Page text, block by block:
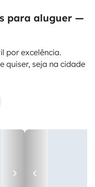
para aluguer —
por excelência.
quiser, seja na cidade